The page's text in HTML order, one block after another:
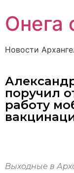
Онега
Новости
поручил
работу
Выходные в